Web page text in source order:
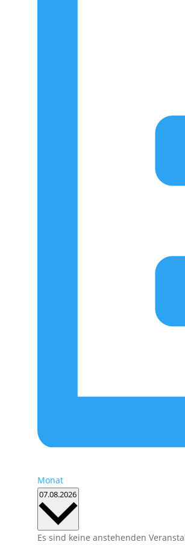
Monat
07.08.2026Datum
Kalender
Es sind keine anstehenden